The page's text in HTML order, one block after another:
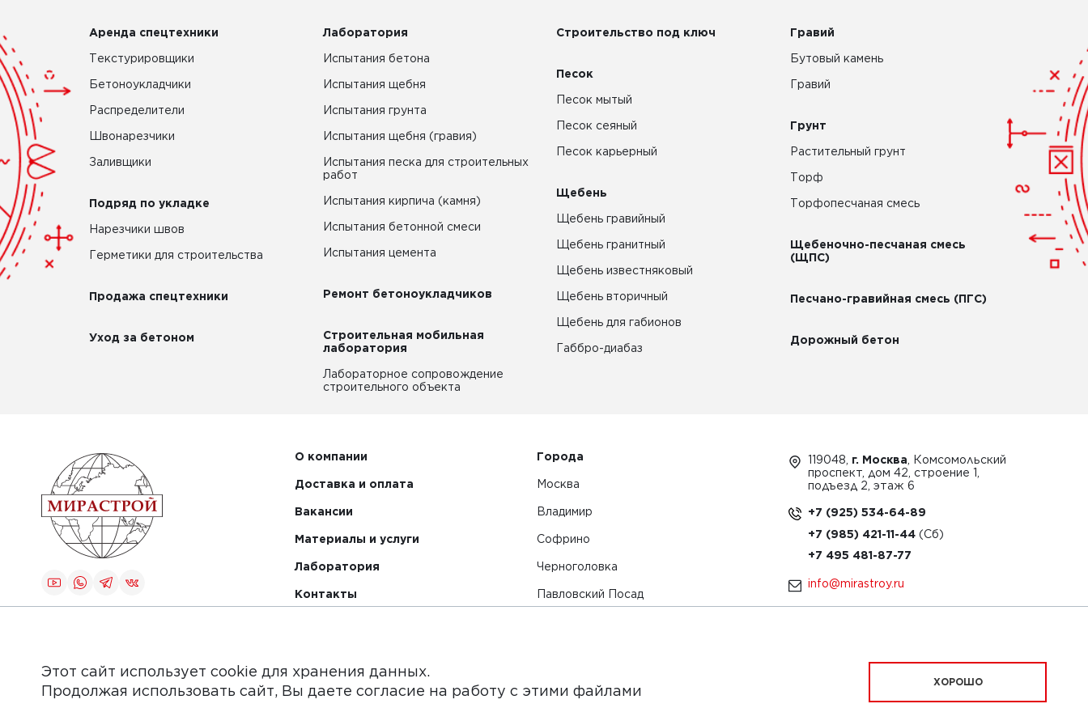
Аренда спецтехники
Текстурировщики
Бетоноукладчики
Распределители
Швонарезчики
Заливщики
Подряд по укладке
Нарезчики швов
Герметики для строительства
Продажа спецтехники
Уход за бетоном
Лаборатория
Испытания бетона
Испытания щебня
Испытания грунта
Испытания щебня (гравия)
Испытания песка для строительных
работ
Испытания кирпича (камня)
Испытания бетонной смеси
Испытания цемента
Ремонт бетоноукладчиков
Строительная мобильная
лаборатория
Лабораторное сопровождение
строительного объекта
Строительство под ключ
Песок
Песок мытый
Песок сеяный
Песок карьерный
Щебень
Щебень гравийный
Щебень гранитный
Щебень известняковый
Щебень вторичный
Щебень для габионов
Габбро-диабаз
Гравий
Бутовый камень
Гравий
Грунт
Растительный грунт
Торф
Торфопесчаная смесь
Щебеночно-песчаная смесь
(ЩПС)
Песчано-гравийная смесь (ПГС)
Дорожный бетон
О компании
Доставка и оплата
Вакансии
Материалы и услуги
Лаборатория
Контакты
Города
Москва
Владимир
Софрино
Черноголовка
Павловский Посад
119048, г. Москва , Комсомольский
проспект, дом 42, строение 1,
подъезд 2, этаж 6
+7 (925) 534-64-89
+7 (985) 421-11-44
+7 495 481-87-77
info@mirastroy.ru
Обращаем Ваше внимание на то, что данный интернет-сайт и его содержимое носит исключительно информационный характер и ни при каких условиях
Этот сайт использует cookie для хранения данных.
Продолжая использовать сайт, Вы даете согласие на работу с этими файлами
ХОРОШО